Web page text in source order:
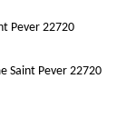
Pever 22720
Saint Pever 22720